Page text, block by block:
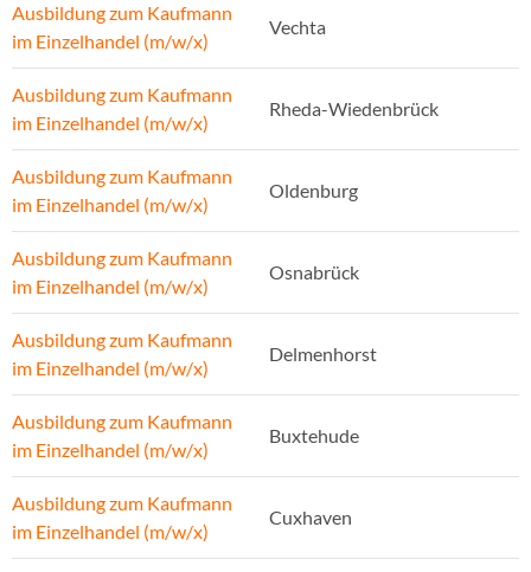
Ausbildung zum Kaufmann
im Einzelhandel (m/w/x)
Vechta
Ausbildung zum Kaufmann
im Einzelhandel (m/w/x)
Rheda-Wiedenbrück
Ausbildung zum Kaufmann
im Einzelhandel (m/w/x)
Oldenburg
Ausbildung zum Kaufmann
im Einzelhandel (m/w/x)
Osnabrück
Ausbildung zum Kaufmann
im Einzelhandel (m/w/x)
Delmenhorst
Ausbildung zum Kaufmann
im Einzelhandel (m/w/x)
Buxtehude
Ausbildung zum Kaufmann
im Einzelhandel (m/w/x)
Cuxhaven